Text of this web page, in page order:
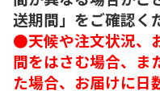
送期間」をご確認く
●天候や注文状況、
間をはさむ場合、ま
た場合、お届けに日